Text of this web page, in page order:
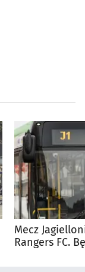
Mecz
Rangers FC.